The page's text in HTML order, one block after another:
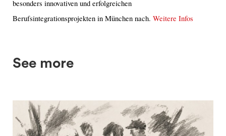
besonders innovativen und erfolgreichen
Berufsintegrationsprojekten in München nach. Weitere Infos
See more